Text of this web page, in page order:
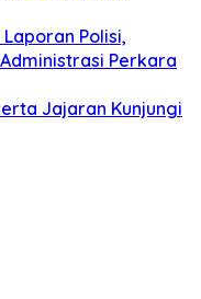
Polisi,
Perkara
Jajaran Kunjungi